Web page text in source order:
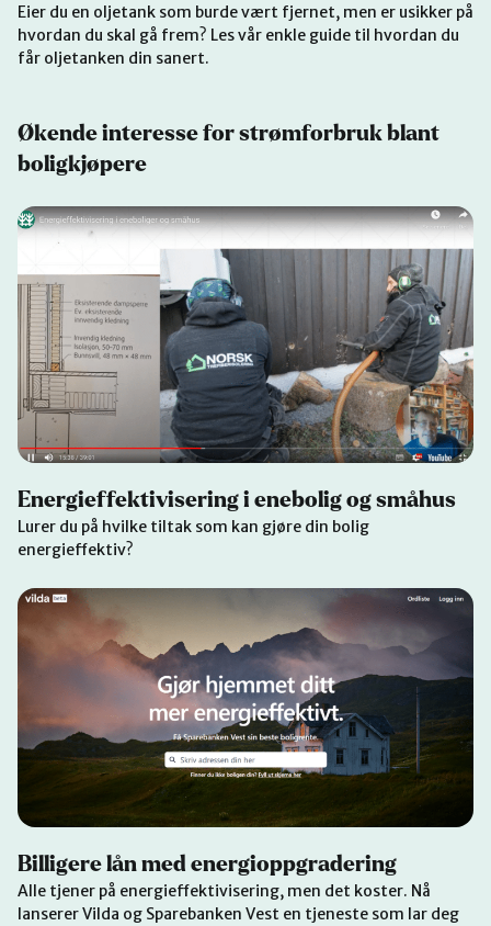
Eier du en oljetank som burde vært fjernet, men er usikker på
hvordan du skal gå frem? Les vår enkle guide til hvordan du
får oljetanken din sanert.
Økende interesse for strømforbruk blant
boligkjøpere
Energieffektivisering i enebolig og småhus
Lurer du på hvilke tiltak som kan gjøre din bolig
energieffektiv?
Billigere lån med energioppgradering
Alle tjener på energieffektivisering, men det koster. Nå
lanserer Vilda og Sparebanken Vest en tjeneste som lar deg